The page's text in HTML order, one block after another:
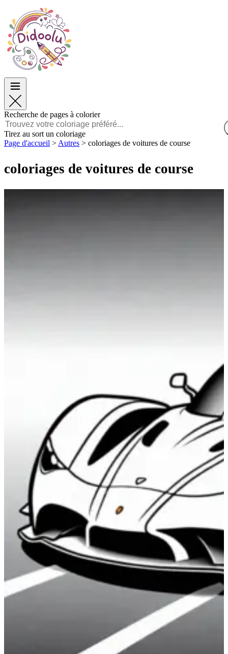
Pâques
TOP Catégories
Pour les Garçons
Pour les Filles
Français
POLSKI
FRANÇAIS
MALAGASY
Pâques
TOP Catégories
Pour les Garçons
Pour les Filles
Recherche de pages à colorier
Tirez au sort un coloriage
Page d'accueil > Autres > coloriages de voitures de course
coloriages de voitures de course